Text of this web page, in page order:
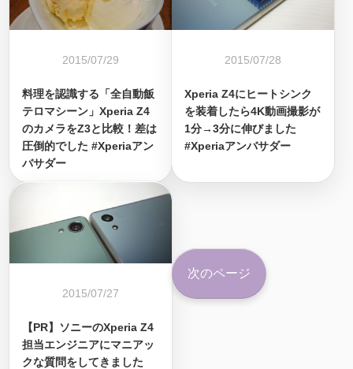
2015/07/29
料理を認識する「全自動飯
テロマシーン」Xperia Z4
のカメラをZ3と比較！差は
圧倒的でした #Xperiaアン
バサダー
2015/07/28
Xperia Z4にヒートシンク
を装着したら4K動画撮影が
1分→3分に伸びました
#Xperiaアンバサダー
2015/07/27
【PR】ソニーのXperia Z4
担当エンジニアにマニアッ
クな質問をしてきました
次のページ